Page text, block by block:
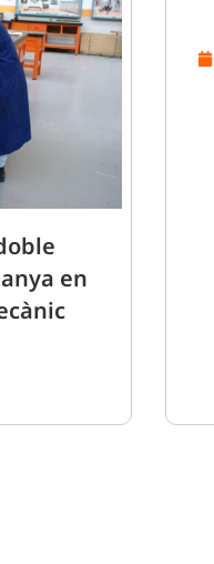
en